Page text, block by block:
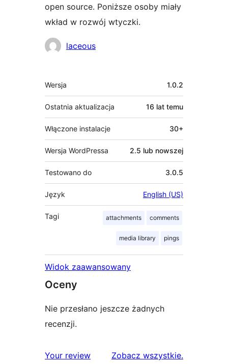
open source. Poniższe osoby miały
wkład w rozwój wtyczki.
Zaangażowani
laceous
Meta
Wersja 1.0.2
Ostatnia aktualizacja 16 lat temu
Włączone instalacje 30+
Wersja WordPressa 2.5 lub nowszej
Testowano do 3.0.5
Język English (US)
Tagi attachments comments
media library pings
Widok zaawansowany
Oceny
Nie przesłano jeszcze żadnych
recenzji.
Your review Zobacz wszystkierecenzje
.